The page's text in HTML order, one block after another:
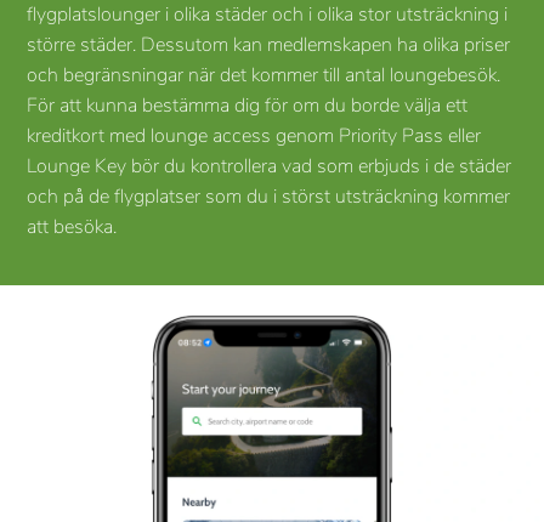
flygplatslounger i olika städer och i olika stor utsträckning i
större städer. Dessutom kan medlemskapen ha olika priser
och begränsningar när det kommer till antal loungebesök.
För att kunna bestämma dig för om du borde välja ett
kreditkort med lounge access genom Priority Pass eller
Lounge Key bör du kontrollera vad som erbjuds i de städer
och på de flygplatser som du i störst utsträckning kommer
att besöka.